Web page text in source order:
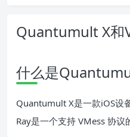
Quantumult X和
什么是
Quantumult X是一款iOS设
Ray是一个支持 VMess 协议